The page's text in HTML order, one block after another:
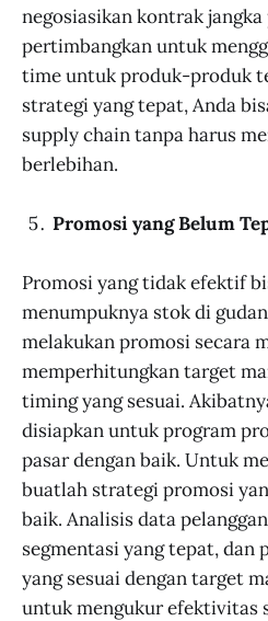
negosiasikan kontrak jangka
pertimbangkan untuk
time untuk produk-produk
strategi yang tepat, Anda
supply chain tanpa harus
berlebihan.
Promosi yang Belum
Promosi yang tidak efektif
menumpuknya stok di
melakukan promosi secara
memperhitungkan target
timing yang sesuai.
disiapkan untuk program
pasar dengan baik. Untuk
buatlah strategi promosi
baik. Analisis data
segmentasi yang tepat, dan
yang sesuai dengan target
untuk mengukur efektivitas